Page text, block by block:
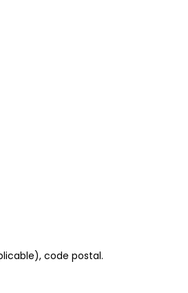
code postal.